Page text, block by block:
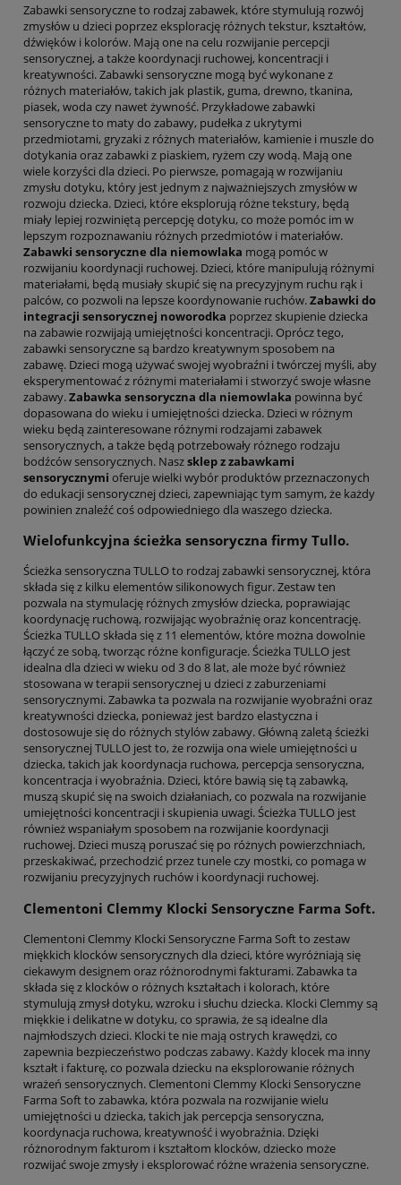
Zabawki sensoryczne to rodzaj zabawek, które stymulują rozwój
zmysłów u dzieci poprzez eksplorację różnych tekstur, kształtów,
dźwięków i kolorów. Mają one na celu rozwijanie percepcji
sensorycznej, a także koordynacji ruchowej, koncentracji i
kreatywności. Zabawki sensoryczne mogą być wykonane z
różnych materiałów, takich jak plastik, guma, drewno, tkanina,
piasek, woda czy nawet żywność. Przykładowe zabawki
sensoryczne to maty do zabawy, pudełka z ukrytymi
przedmiotami, gryzaki z różnych materiałów, kamienie i muszle do
dotykania oraz zabawki z piaskiem, ryżem czy wodą. Mają one
wiele korzyści dla dzieci. Po pierwsze, pomagają w rozwijaniu
zmysłu dotyku, który jest jednym z najważniejszych zmysłów w
rozwoju dziecka. Dzieci, które eksplorują różne tekstury, będą
miały lepiej rozwiniętą percepcję dotyku, co może pomóc im w
lepszym rozpoznawaniu różnych przedmiotów i materiałów.
Zabawki sensoryczne dla niemowlaka mogą pomóc w
rozwijaniu koordynacji ruchowej. Dzieci, które manipulują różnymi
materiałami, będą musiały skupić się na precyzyjnym ruchu rąk i
palców, co pozwoli na lepsze koordynowanie ruchów.Zabawki do
integracji sensorycznej noworodka poprzez skupienie dziecka
na zabawie rozwijają umiejętności koncentracji. Oprócz tego,
zabawki sensoryczne są bardzo kreatywnym sposobem na
zabawę. Dzieci mogą używać swojej wyobraźni i twórczej myśli, aby
eksperymentować z różnymi materiałami i stworzyć swoje własne
zabawy.Zabawka sensoryczna dla niemowlaka powinna być
dopasowana do wieku i umiejętności dziecka. Dzieci w różnym
wieku będą zainteresowane różnymi rodzajami zabawek
sensorycznych, a także będą potrzebowały różnego rodzaju
bodźców sensorycznych. Naszsklep z zabawkami
sensorycznymi oferuje wielki wybór produktów przeznaczonych
do edukacji sensorycznej dzieci, zapewniając tym samym, że każdy
powinien znaleźć coś odpowiedniego dla waszego dziecka.
Wielofunkcyjna ścieżka sensoryczna firmy Tullo.
Ścieżka sensoryczna TULLO to rodzaj zabawki sensorycznej, która
składa się z kilku elementów silikonowych figur. Zestaw ten
pozwala na stymulację różnych zmysłów dziecka, poprawiając
koordynację ruchową, rozwijając wyobraźnię oraz koncentrację.
Ścieżka TULLO składa się z 11 elementów, które można dowolnie
łączyć ze sobą, tworząc różne konfiguracje. Ścieżka TULLO jest
idealna dla dzieci w wieku od 3 do 8 lat, ale może być również
stosowana w terapii sensorycznej u dzieci z zaburzeniami
sensorycznymi. Zabawka ta pozwala na rozwijanie wyobraźni oraz
kreatywności dziecka, ponieważ jest bardzo elastyczna i
dostosowuje się do różnych stylów zabawy. Główną zaletą ścieżki
sensorycznej TULLO jest to, że rozwija ona wiele umiejętności u
dziecka, takich jak koordynacja ruchowa, percepcja sensoryczna,
koncentracja i wyobraźnia. Dzieci, które bawią się tą zabawką,
muszą skupić się na swoich działaniach, co pozwala na rozwijanie
umiejętności koncentracji i skupienia uwagi. Ścieżka TULLO jest
również wspaniałym sposobem na rozwijanie koordynacji
ruchowej. Dzieci muszą poruszać się po różnych powierzchniach,
przeskakiwać, przechodzić przez tunele czy mostki, co pomaga w
rozwijaniu precyzyjnych ruchów i koordynacji ruchowej.
Clementoni Clemmy Klocki Sensoryczne Farma Soft.
Clementoni Clemmy Klocki Sensoryczne Farma Soft to zestaw
miękkich klocków sensorycznych dla dzieci, które wyróżniają się
ciekawym designem oraz różnorodnymi fakturami. Zabawka ta
składa się z klocków o różnych kształtach i kolorach, które
stymulują zmysł dotyku, wzroku i słuchu dziecka. Klocki Clemmy są
miękkie i delikatne w dotyku, co sprawia, że są idealne dla
najmłodszych dzieci. Klocki te nie mają ostrych krawędzi, co
zapewnia bezpieczeństwo podczas zabawy. Każdy klocek ma inny
kształt i fakturę, co pozwala dziecku na eksplorowanie różnych
wrażeń sensorycznych. Clementoni Clemmy Klocki Sensoryczne
Farma Soft to zabawka, która pozwala na rozwijanie wielu
umiejętności u dziecka, takich jak percepcja sensoryczna,
koordynacja ruchowa, kreatywność i wyobraźnia. Dzięki
różnorodnym fakturom i kształtom klocków, dziecko może
rozwijać swoje zmysły i eksplorować różne wrażenia sensoryczne.